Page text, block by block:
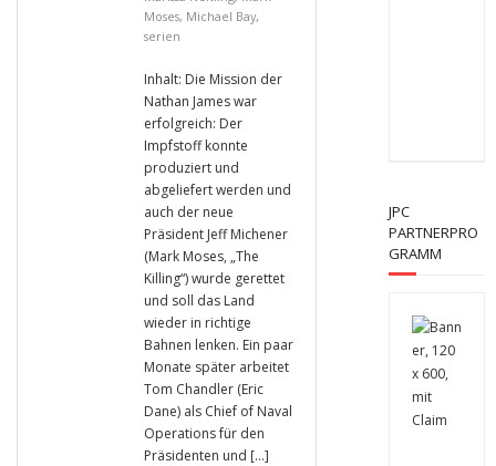
Moses, Michael Bay,
serien
Inhalt: Die Mission der
Nathan James war
erfolgreich: Der
Impfstoff konnte
produziert und
abgeliefert werden und
auch der neue
Präsident Jeff Michener
(Mark Moses, „The
Killing“) wurde gerettet
und soll das Land
wieder in richtige
Bahnen lenken. Ein paar
Monate später arbeitet
Tom Chandler (Eric
Dane) als Chief of Naval
Operations für den
Präsidenten und […]
JPC
PARTNERPRO
GRAMM